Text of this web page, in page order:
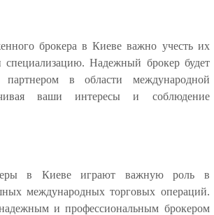
брокера в Киеве важно учесть их
Надежный брокер будет
в области международной
ваши интересы и соблюдение
в Киеве играют важную роль в
международных торговых операций.
и профессиональным брокером